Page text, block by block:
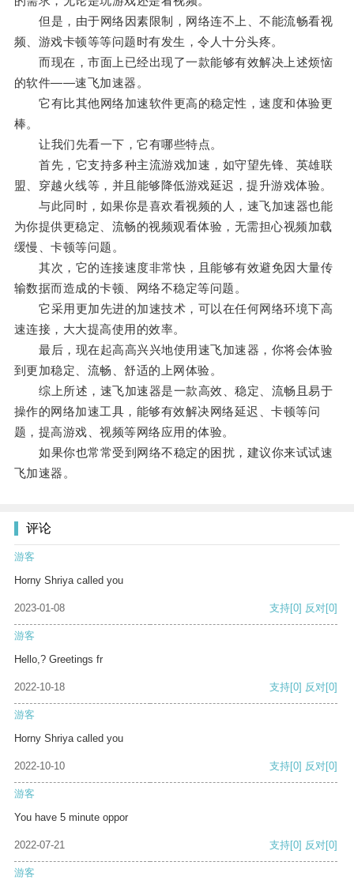
但是，由于网络因素限制，网络连不上、不能流畅看视
频、游戏卡顿等等问题时有发生，令人十分头疼。
而现在，市面上已经出现了一款能够有效解决上述烦恼
的软件——速飞加速器。
它有比其他网络加速软件更高的稳定性，速度和体验更
棒。
让我们先看一下，它有哪些特点。
首先，它支持多种主流游戏加速，如守望先锋、英雄联
盟、穿越火线等，并且能够降低游戏延迟，提升游戏体验。
与此同时，如果你是喜欢看视频的人，速飞加速器也能
为你提供更稳定、流畅的视频观看体验，无需担心视频加载
缓慢、卡顿等问题。
其次，它的连接速度非常快，且能够有效避免因大量传
输数据而造成的卡顿、网络不稳定等问题。
它采用更加先进的加速技术，可以在任何网络环境下高
速连接，大大提高使用的效率。
最后，现在起高高兴兴地使用速飞加速器，你将会体验
到更加稳定、流畅、舒适的上网体验。
综上所述，速飞加速器是一款高效、稳定、流畅且易于
操作的网络加速工具，能够有效解决网络延迟、卡顿等问
题，提高游戏、视频等网络应用的体验。
如果你也常常受到网络不稳定的困扰，建议你来试试速
飞加速器。
评论
游客
Horny Shriya called you
2023-01-08 支持[0] 反对[0]
游客
Hello,? Greetings fr
2022-10-18 支持[0] 反对[0]
游客
Horny Shriya called you
2022-10-10 支持[0] 反对[0]
游客
You have 5 minute oppor
2022-07-21 支持[0] 反对[0]
游客